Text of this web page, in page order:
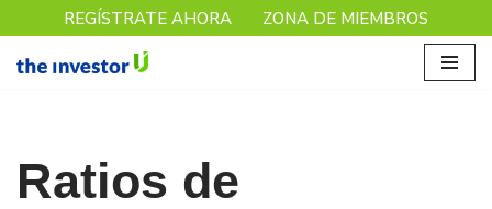
Saltar
REGÍSTRATE AHORA ZONA DE MIEMBROS
Ratios de